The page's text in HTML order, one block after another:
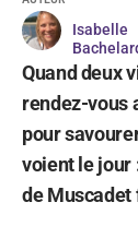
Isabelle
Quand deux
rendez-vous
pour
voient le jour
de Muscadet